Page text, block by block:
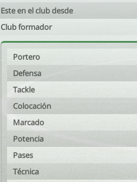
Este en el club desde
Club formador
Portero
Defensa
Tackle
Colocación
Marcado
Potencia
Pases
Técnica